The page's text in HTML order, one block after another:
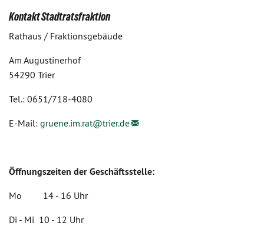
Kontakt Stadtratsfraktion
Rathaus / Fraktionsgebäude
Am Augustinerhof
54290 Trier
Tel.: 0651/718-4080
E-Mail: gruene.im.rat@trier.de
Öffnungszeiten der Geschäftsstelle:
Mo 14 - 16 Uhr
Di - Mi 10 - 12 Uhr